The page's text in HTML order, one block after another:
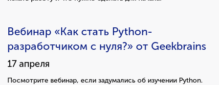
Вебинар «Как стать Python-
разработчиком с нуля?» от Geekbrains
17 апреля
Посмотрите вебинар, если задумались об изучении Python.